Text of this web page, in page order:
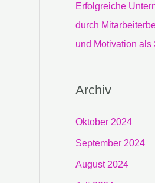
Erfolgreiche
durch
und Motivation als
Archiv
Oktober 2024
September 2024
August 2024